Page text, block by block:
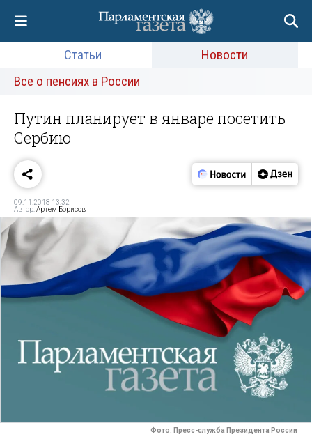
Статьи
Новости
Все о пенсиях в России
Путин планирует в январе посетить
Сербию
09.11.2018 13:32
Автор:Артем Борисов
Фото: Пресс-служба Президента России